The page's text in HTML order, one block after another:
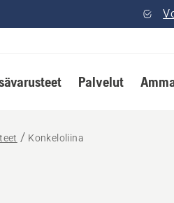
Palvelut
Konkeloliina